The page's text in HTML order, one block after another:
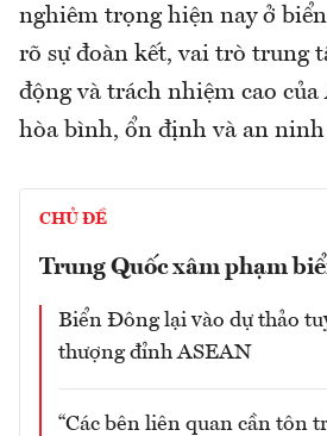
nghiêm trọng hiện nay ở
rõ sự đoàn kết, vai trò trung
động và trách nhiệm cao
hòa bình, ổn định và an ninh
CHỦ ĐỀ
Trung Quốc xâm phạm
Biển Đông lại vào dự thảo
thượng đỉnh ASEAN
“Các bên liên quan cần tôn